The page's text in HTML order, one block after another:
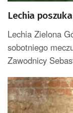
Lechia
Lechia Zielona
sobotniego
Zawodnicy